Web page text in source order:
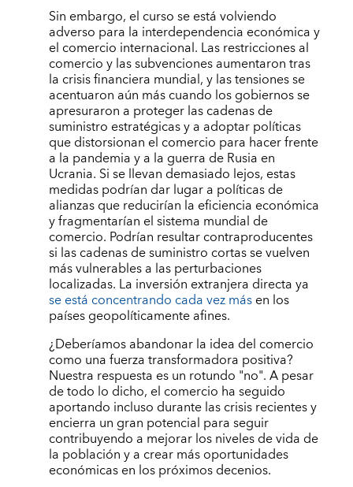
Sin embargo, el curso se está volviendo
adverso para la interdependencia económica y
el comercio internacional. Las restricciones al
comercio y las subvenciones aumentaron tras
la crisis financiera mundial, y las tensiones se
acentuaron aún más cuando los gobiernos se
apresuraron a proteger las cadenas de
suministro estratégicas y a adoptar políticas
que distorsionan el comercio para hacer frente
a la pandemia y a la guerra de Rusia en
Ucrania. Si se llevan demasiado lejos, estas
medidas podrían dar lugar a políticas de
alianzas que reducirían la eficiencia económica
y fragmentarían el sistema mundial de
comercio. Podrían resultar contraproducentes
si las cadenas de suministro cortas se vuelven
más vulnerables a las perturbaciones
localizadas. La inversión extranjera directa ya
se está concentrando cada vez másen los
países geopolíticamente afines.
¿Deberíamos abandonar la idea del comercio
como una fuerza transformadora positiva?
Nuestra respuesta es un rotundo "no". A pesar
de todo lo dicho, el comercio ha seguido
aportando incluso durante las crisis recientes y
encierra un gran potencial para seguir
contribuyendo a mejorar los niveles de vida de
la población y a crear más oportunidades
económicas en los próximos decenios.